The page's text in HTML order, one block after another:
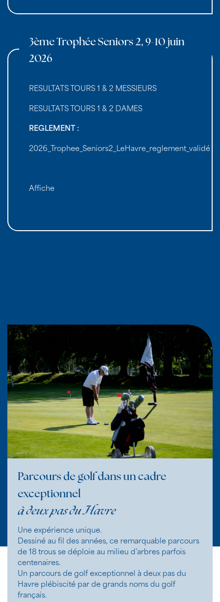
3ème Trophée Seniors 2, 9-10 juin
2026
RESULTATS TOURS 1 & 2 MESSIEURS
RESULTATS TOURS 1 & 2 DAMES
REGLEMENT :
2026_Trophee_Seniors2_LeHavre_reglement_validé
Affiche
Parcours de golf dans un cadre
exceptionnel
à deux pas du Havre
Une expérience unique.
Dessiné au fil des années, ce remarquable parcours
de 18 trous se déploie au milieu d’arbres parfois
centenaires.
Un parcours de golf exceptionnel à deux pas du
Havre plébiscité par de grands noms du golf
français.